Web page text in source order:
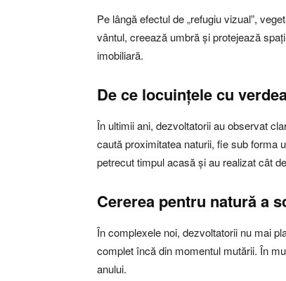
Pe lângă efectul de „refugiu vizual”,
vântul, creează umbră și protejează
imobiliară.
De ce locuințele cu
În ultimii ani, dezvoltatorii au observat
caută proximitatea naturii, fie sub forma
petrecut timpul acasă și au realizat cât
Cererea pentru natură a
În complexele noi, dezvoltatorii nu mai
complet încă din momentul mutării. În
anului.